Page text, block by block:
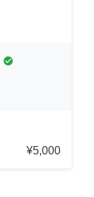
check_circle
¥5,000